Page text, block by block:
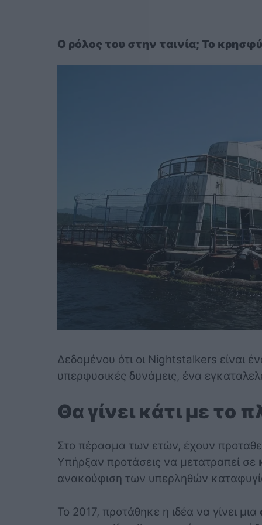
Ο ρόλος του στην ταινία; Το
Δεδομένου ότι οι Nightstalkers είναι
υπερφυσικές δυνάμεις, ένα
Θα γίνει κάτι με το
Στο πέρασμα των ετών, έχουν προταθεί
Υπήρξαν προτάσεις να μετατραπεί σε
ανακούφιση των υπερληθών
Το 2017, προτάθηκε η ιδέα να γίνει μια